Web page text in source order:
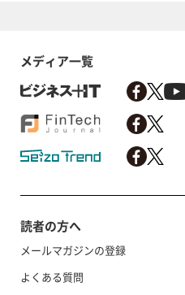
メディア一覧
読者の方へ
メールマガジンの登録
よくある質問